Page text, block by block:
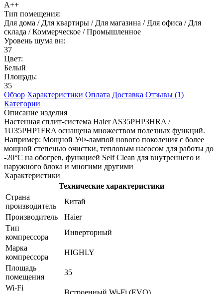
А++
Тип помещения:
Для дома / Для квартиры / Для магазина / Для офиса / Для
склада / Коммерческое / Промышленное
Уровень шума вн:
37
Цвет:
Белый
Площадь:
35
Обзор Характеристики Оплата Доставка Отзывы (1)
Категории
Описание изделия
Настенная сплит-система Haier AS35PHP3HRA /
1U35PHP1FRA оснащена множеством полезных функций.
Например: Мощной УФ-лампой нового поколения с более
мощной степенью очистки, тепловым насосом для работы до
-20°C на обогрев, функцией Self Clean для внутреннего и
наружного блока и многими другими
Характеристики
Технические характеристики
Страна
производитель
Китай
Производитель
Haier
Тип
компрессора
Инверторный
Марка
компрессора
HIGHLY
Площадь
помещения
35
Wi-Fi
Встроенный Wi-Fi (EVO)